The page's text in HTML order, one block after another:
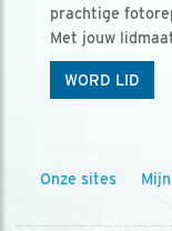
prachtige
Met jouw
WORD LID
Onze sites